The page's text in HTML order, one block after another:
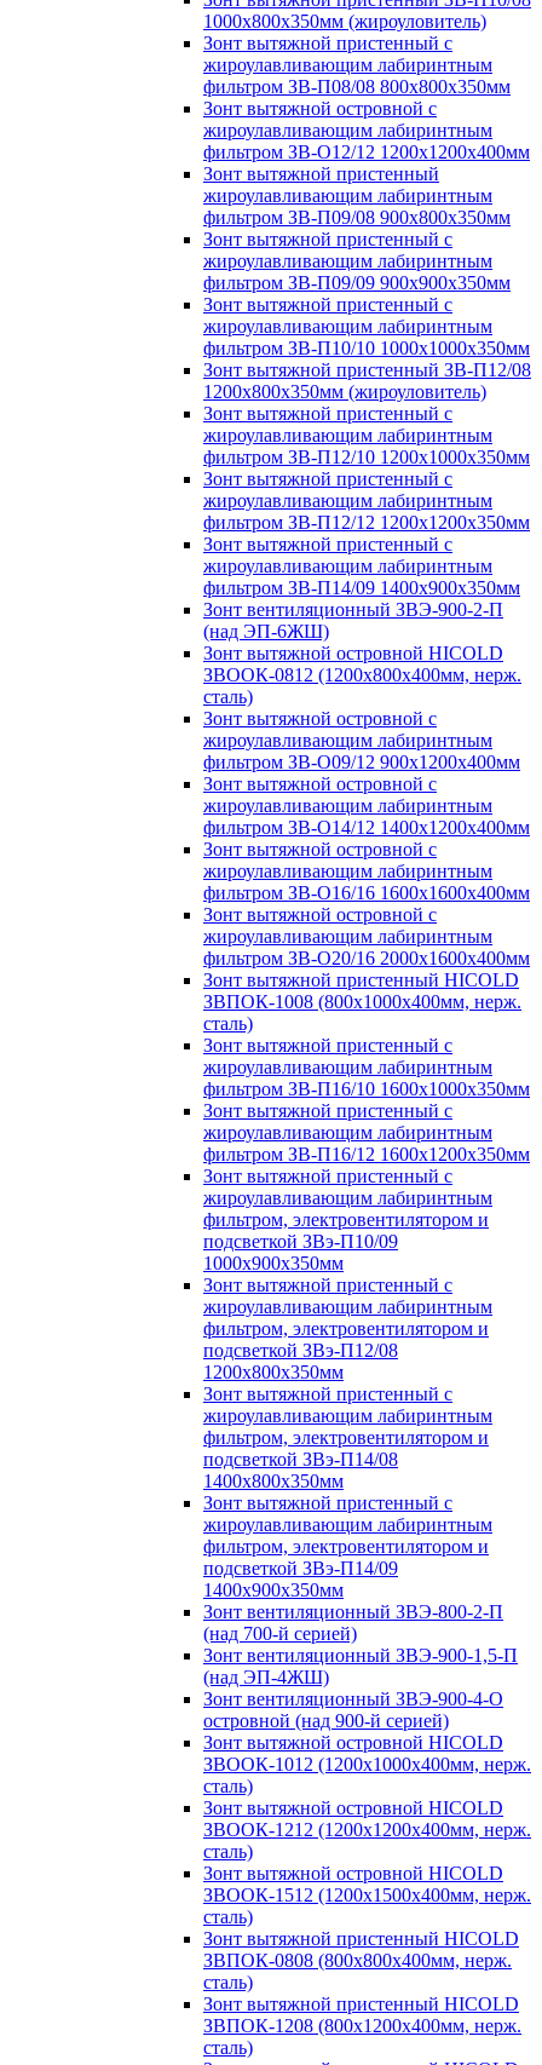
1000х800х350мм (жироуловитель)
Зонт вытяжной пристенный с
жироулавливающим лабиринтным
фильтром ЗВ-П08/08 800х800х350мм
Зонт вытяжной островной с
жироулавливающим лабиринтным
фильтром ЗВ-О12/12 1200х1200х400мм
Зонт вытяжной пристенный
жироулавливающим лабиринтным
фильтром ЗВ-П09/08 900х800х350мм
Зонт вытяжной пристенный с
жироулавливающим лабиринтным
фильтром ЗВ-П09/09 900х900х350мм
Зонт вытяжной пристенный с
жироулавливающим лабиринтным
фильтром ЗВ-П10/10 1000х1000х350мм
Зонт вытяжной пристенный ЗВ-П12/08
1200х800х350мм (жироуловитель)
Зонт вытяжной пристенный с
жироулавливающим лабиринтным
фильтром ЗВ-П12/10 1200х1000х350мм
Зонт вытяжной пристенный с
жироулавливающим лабиринтным
фильтром ЗВ-П12/12 1200х1200х350мм
Зонт вытяжной пристенный с
жироулавливающим лабиринтным
фильтром ЗВ-П14/09 1400х900х350мм
Зонт вентиляционный ЗВЭ-900-2-П
(над ЭП-6ЖШ)
Зонт вытяжной островной HICOLD
ЗВООК-0812 (1200х800x400мм, нерж.
сталь)
Зонт вытяжной островной с
жироулавливающим лабиринтным
фильтром ЗВ-О09/12 900х1200х400мм
Зонт вытяжной островной с
жироулавливающим лабиринтным
фильтром ЗВ-О14/12 1400х1200х400мм
Зонт вытяжной островной с
жироулавливающим лабиринтным
фильтром ЗВ-О16/16 1600х1600х400мм
Зонт вытяжной островной с
жироулавливающим лабиринтным
фильтром ЗВ-О20/16 2000х1600х400мм
Зонт вытяжной пристенный HICOLD
ЗВПОК-1008 (800х1000х400мм, нерж.
сталь)
Зонт вытяжной пристенный с
жироулавливающим лабиринтным
фильтром ЗВ-П16/10 1600х1000х350мм
Зонт вытяжной пристенный с
жироулавливающим лабиринтным
фильтром ЗВ-П16/12 1600х1200х350мм
Зонт вытяжной пристенный с
жироулавливающим лабиринтным
фильтром, электровентилятором и
подсветкой ЗВэ-П10/09
1000х900х350мм
Зонт вытяжной пристенный с
жироулавливающим лабиринтным
фильтром, электровентилятором и
подсветкой ЗВэ-П12/08
1200х800х350мм
Зонт вытяжной пристенный с
жироулавливающим лабиринтным
фильтром, электровентилятором и
подсветкой ЗВэ-П14/08
1400х800х350мм
Зонт вытяжной пристенный с
жироулавливающим лабиринтным
фильтром, электровентилятором и
подсветкой ЗВэ-П14/09
1400х900х350мм
Зонт вентиляционный ЗВЭ-800-2-П
(над 700-й серией)
Зонт вентиляционный ЗВЭ-900-1,5-П
(над ЭП-4ЖШ)
Зонт вентиляционный ЗВЭ-900-4-О
островной (над 900-й серией)
Зонт вытяжной островной HICOLD
ЗВООК-1012 (1200х1000х400мм, нерж.
сталь)
Зонт вытяжной островной HICOLD
ЗВООК-1212 (1200x1200x400мм, нерж.
сталь)
Зонт вытяжной островной HICOLD
ЗВООК-1512 (1200х1500х400мм, нерж.
сталь)
Зонт вытяжной пристенный HICOLD
ЗВПОК-0808 (800х800х400мм, нерж.
сталь)
Зонт вытяжной пристенный HICOLD
ЗВПОК-1208 (800х1200х400мм, нерж.
сталь)